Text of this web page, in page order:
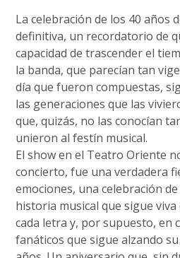
La celebración de los 40 años
definitiva, un recordatorio de
capacidad de trascender el
la banda, que parecían tan
día que fueron compuestas,
las generaciones que las
que, quizás, no las conocían
unieron al festín musical.
El show en el Teatro Oriente
concierto, fue una verdadera
emociones, una celebración
historia musical que sigue viva
cada letra y, por supuesto, en
fanáticos que sigue alzando